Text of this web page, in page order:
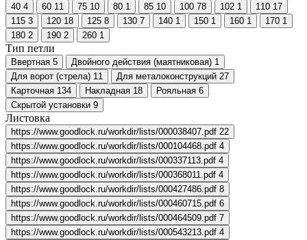
40 4 60 11 75 10 80 1 85 10 100 78 102 1 110 17
115 3 120 18 125 8 130 7 140 1 150 1 160 1 170 1
180 2 190 2 260 1
Тип петли
Ввертная 5 Двойного действия (маятниковая) 1
Для ворот (стрела) 11 Для металоконструкций 27
Карточная 134 Накладная 18 Рояльная 6
Скрытой установки 9
Листовка
https://www.goodlock.ru/workdir/lists/000038407.pdf 22
https://www.goodlock.ru/workdir/lists/000104468.pdf 4
https://www.goodlock.ru/workdir/lists/000337113.pdf 4
https://www.goodlock.ru/workdir/lists/000368011.pdf 4
https://www.goodlock.ru/workdir/lists/000427486.pdf 8
https://www.goodlock.ru/workdir/lists/000460715.pdf 6
https://www.goodlock.ru/workdir/lists/000464509.pdf 7
https://www.goodlock.ru/workdir/lists/000543213.pdf 4